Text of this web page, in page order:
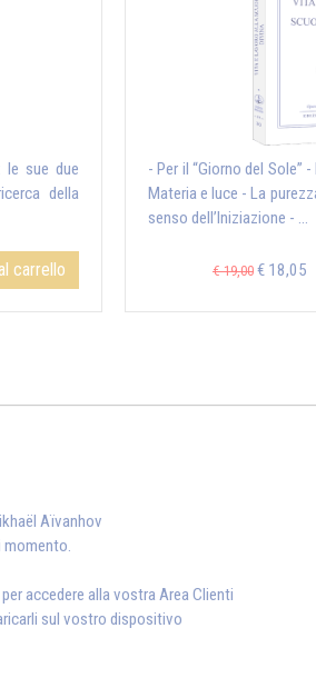
le sue due
della
carrello
- Per il “Giorno del Sole”
Materia e luce - La
senso dell’Iniziazione - ...
€ 19,00 € 18,05
Aïvanhov
accedere alla vostra Area Clienti
sul vostro dispositivo